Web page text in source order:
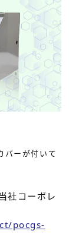
バーが付いて
社コーポレ
pocgs-